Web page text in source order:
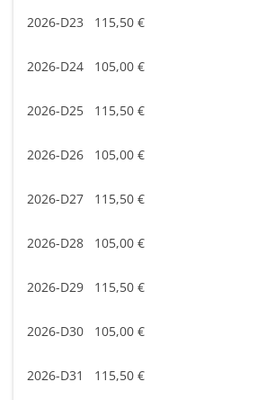
2026-D23 115,50 €
2026-D24 105,00 €
2026-D25 115,50 €
2026-D26 105,00 €
2026-D27 115,50 €
2026-D28 105,00 €
2026-D29 115,50 €
2026-D30 105,00 €
2026-D31 115,50 €